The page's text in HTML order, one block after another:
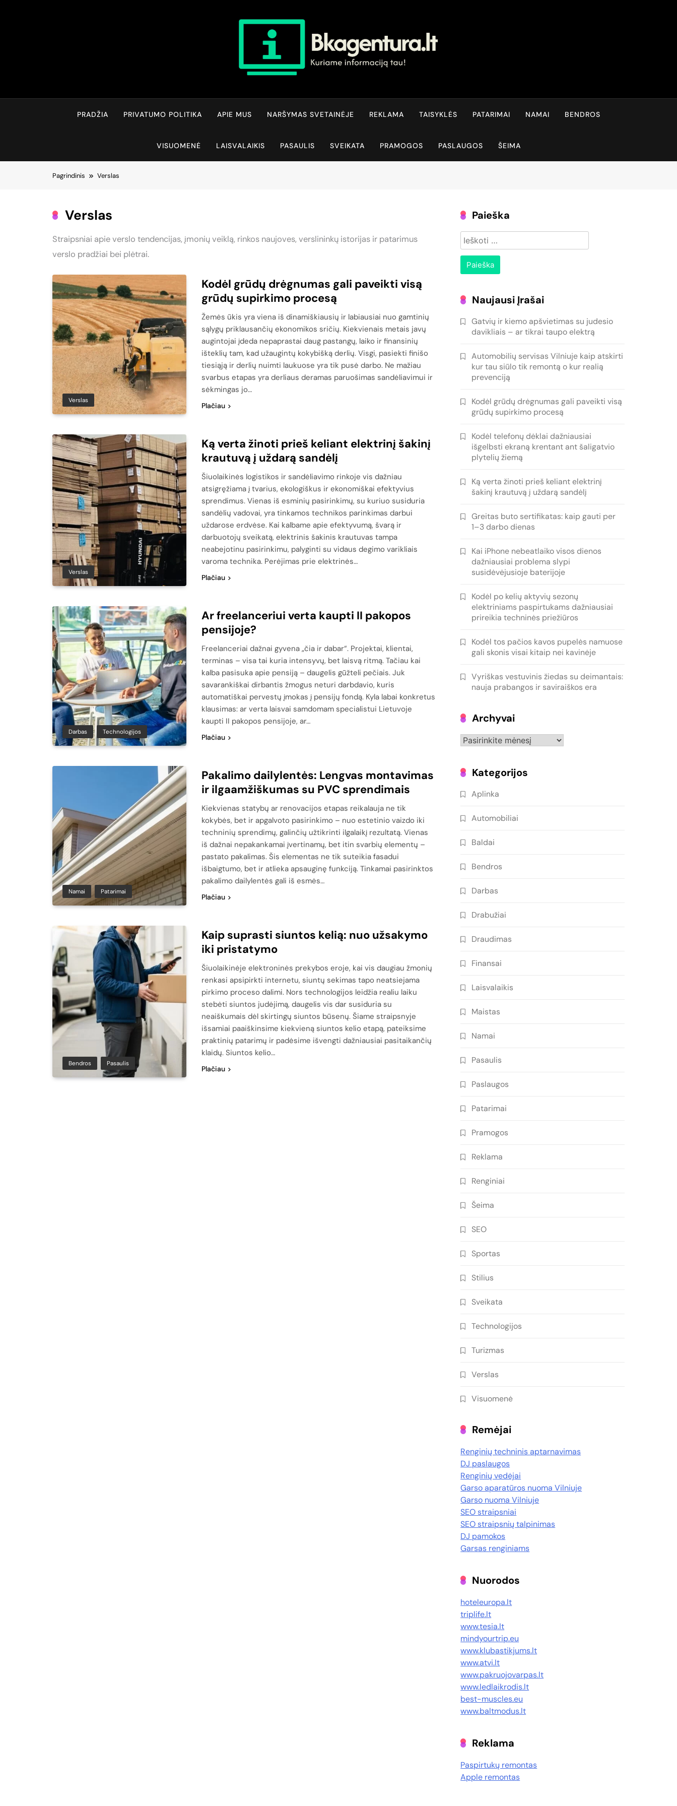
Bkagentura.lt
PRADŽIA PRIVATUMO POLITIKA APIE MUS NARŠYMAS SVETAINĖJE REKLAMA TAISYKLĖS PATARIMAI NAMAI BENDROS
VISUOMENĖ LAISVALAIKIS PASAULIS SVEIKATA PRAMOGOS PASLAUGOS ŠEIMA
Pagrindinis Verslas
Verslas
Straipsniai apie verslo tendencijas, įmonių veiklą, rinkos naujoves, verslininkų istorijas ir patarimus
verslo pradžiai bei plėtrai.
Verslas
Kodėl grūdų drėgnumas gali paveikti visą
grūdų supirkimo procesą
Žemės ūkis yra viena iš dinamiškiausių ir labiausiai nuo gamtinių
sąlygų priklausančių ekonomikos sričių. Kiekvienais metais javų
augintojai įdeda nepaprastai daug pastangų, laiko ir finansinių
išteklių tam, kad užaugintų kokybišką derlių. Visgi, pasiekti finišo
tiesiąją ir derlių nuimti laukuose yra tik pusė darbo. Ne mažiau
svarbus etapas yra derliaus deramas paruošimas sandėliavimui ir
sėkmingas jo…
Plačiau
Verslas
Ką verta žinoti prieš keliant elektrinį šakinį
krautuvą į uždarą sandėlį
Šiuolaikinės logistikos ir sandėliavimo rinkoje vis dažniau
atsigręžiama į tvarius, ekologiškus ir ekonomiškai efektyvius
sprendimus. Vienas iš esminių pasirinkimų, su kuriuo susiduria
sandėlių vadovai, yra tinkamos technikos parinkimas darbui
uždarose erdvėse. Kai kalbame apie efektyvumą, švarą ir
darbuotojų sveikatą, elektrinis šakinis krautuvas tampa
neabejotinu pasirinkimu, palyginti su vidaus degimo varikliais
varoma technika. Perėjimas prie elektrinės…
Plačiau
Darbas Technologijos
Ar freelanceriui verta kaupti II pakopos
pensijoje?
Freelanceriai dažnai gyvena „čia ir dabar“. Projektai, klientai,
terminas – visa tai kuria intensyvų, bet laisvą ritmą. Tačiau kai
kalba pasisuka apie pensiją – daugelis gūžteli pečiais. Juk
savarankiškai dirbantis žmogus neturi darbdavio, kuris
automatiškai pervestų įmokas į pensijų fondą. Kyla labai konkretus
klausimas: ar verta laisvai samdomam specialistui Lietuvoje
kaupti II pakopos pensijoje, ar…
Plačiau
Namai Patarimai
Pakalimo dailylentės: Lengvas montavimas
ir ilgaamžiškumas su PVC sprendimais
Kiekvienas statybų ar renovacijos etapas reikalauja ne tik
kokybės, bet ir apgalvoto pasirinkimo – nuo estetinio vaizdo iki
techninių sprendimų, galinčių užtikrinti ilgalaikį rezultatą. Vienas
iš dažnai nepakankamai įvertinamų, bet itin svarbių elementų –
pastato pakalimas. Šis elementas ne tik suteikia fasadui
išbaigtumo, bet ir atlieka apsauginę funkciją. Tinkamai pasirinktos
pakalimo dailylentės gali iš esmės…
Plačiau
Bendros Pasaulis
Kaip suprasti siuntos kelią: nuo užsakymo
iki pristatymo
Šiuolaikinėje elektroninės prekybos eroje, kai vis daugiau žmonių
renkasi apsipirkti internetu, siuntų sekimas tapo neatsiejama
pirkimo proceso dalimi. Nors technologijos leidžia realiu laiku
stebėti siuntos judėjimą, daugelis vis dar susiduria su
neaiškumais dėl skirtingų siuntos būsenų. Šiame straipsnyje
išsamiai paaiškinsime kiekvieną siuntos kelio etapą, pateiksime
praktinių patarimų ir padėsime išvengti dažniausiai pasitaikančių
klaidų. Siuntos kelio…
Plačiau
Paieška
Ieškoti:
Naujausi Įrašai
Gatvių ir kiemo apšvietimas su judesio
davikliais – ar tikrai taupo elektrą
Automobilių servisas Vilniuje kaip atskirti
kur tau siūlo tik remontą o kur realią
prevenciją
Kodėl grūdų drėgnumas gali paveikti visą
grūdų supirkimo procesą
Kodėl telefonų dėklai dažniausiai
išgelbsti ekraną krentant ant šaligatvio
plytelių žiemą
Ką verta žinoti prieš keliant elektrinį
šakinį krautuvą į uždarą sandėlį
Greitas buto sertifikatas: kaip gauti per
1–3 darbo dienas
Kai iPhone nebeatlaiko visos dienos
dažniausiai problema slypi
susidėvėjusioje baterijoje
Kodėl po kelių aktyvių sezonų
elektriniams paspirtukams dažniausiai
prireikia techninės priežiūros
Kodėl tos pačios kavos pupelės namuose
gali skonis visai kitaip nei kavinėje
Vyriškas vestuvinis žiedas su deimantais:
nauja prabangos ir saviraiškos era
Archyvai
Archyvai
Kategorijos
Aplinka
Automobiliai
Baldai
Bendros
Darbas
Drabužiai
Draudimas
Finansai
Laisvalaikis
Maistas
Namai
Pasaulis
Paslaugos
Patarimai
Pramogos
Reklama
Renginiai
Šeima
SEO
Sportas
Stilius
Sveikata
Technologijos
Turizmas
Verslas
Visuomenė
Remėjai
Renginių techninis aptarnavimas
DJ paslaugos
Renginių vedėjai
Garso aparatūros nuoma Vilniuje
Garso nuoma Vilniuje
SEO straipsniai
SEO straipsnių talpinimas
DJ pamokos
Garsas renginiams
Nuorodos
hoteleuropa.lt
triplife.lt
www.tesia.lt
mindyourtrip.eu
www.klubastikjums.lt
www.atvi.lt
www.pakruojovarpas.lt
www.ledlaikrodis.lt
best-muscles.eu
www.baltmodus.lt
Reklama
Paspirtukų remontas
Apple remontas